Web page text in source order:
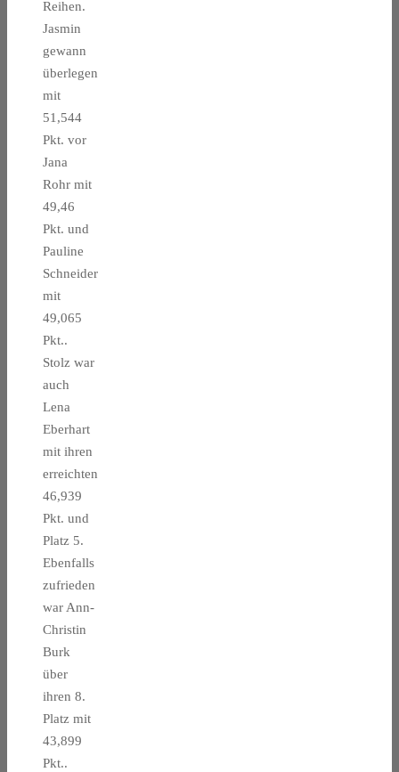
Reihen.
Jasmin
gewann
überlegen
mit
51,544
Pkt. vor
Jana
Rohr mit
49,46
Pkt. und
Pauline
Schneider
mit
49,065
Pkt..
Stolz war
auch
Lena
Eberhart
mit ihren
erreichten
46,939
Pkt. und
Platz 5.
Ebenfalls
zufrieden
war Ann-
Christin
Burk
über
ihren 8.
Platz mit
43,899
Pkt..